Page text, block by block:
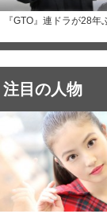
『GTO』連ドラが28年
注目の人物